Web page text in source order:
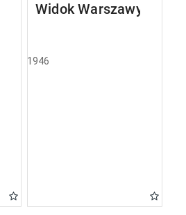
Widok Warszawy
1946